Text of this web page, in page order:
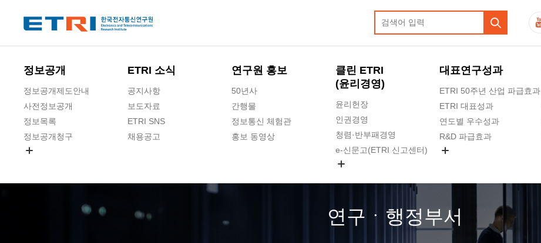
정보공개
정보공개제도안내
사전정보공개
정보목록
정보공개청구
ETRI 소식
공지사항
보도자료
ETRI SNS
채용공고
연구원 홍보
50년사
간행물
정보통신 체험관
홍보 동영상
클린 ETRI
(윤리경영)
윤리헌장
인권경영
청렴·반부패경영
e-신문고(ETRI 신고센터)
고객의소리
수의계약 현황
대표연구성과
ETRI 50주년 산업 파급효과
ETRI 대표성과
연도별 우수성과
R&D 파급효과
연구ㆍ행정부서